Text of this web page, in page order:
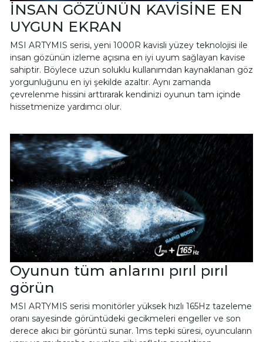
İNSAN GÖZÜNÜN KAVİSİNE EN
UYGUN EKRAN
MSI ARTYMIS serisi, yeni 1000R kavisli yüzey teknolojisi ile
insan gözünün izleme açısına en iyi uyum sağlayan kavise
sahiptir. Böylece uzun soluklu kullanımdan kaynaklanan göz
yorgunluğunu en iyi şekilde azaltır. Aynı zamanda
çevrelenme hissini arttırarak kendinizi oyunun tam içinde
hissetmenize yardımcı olur.
Oyunun tüm anlarını pırıl pırıl
görün
MSI ARTYMIS serisi monitörler yüksek hızlı 165Hz tazeleme
oranı sayesinde görüntüdeki gecikmeleri engeller ve son
derece akıcı bir görüntü sunar. 1ms tepki süresi, oyuncuların